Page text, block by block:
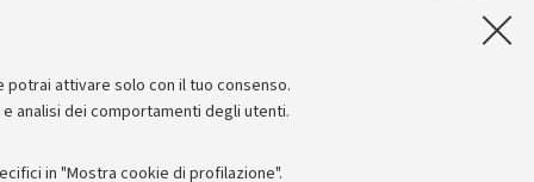
attivare solo con il tuo consenso.
analisi dei comportamenti degli utenti.
in "Mostra cookie di profilazione".